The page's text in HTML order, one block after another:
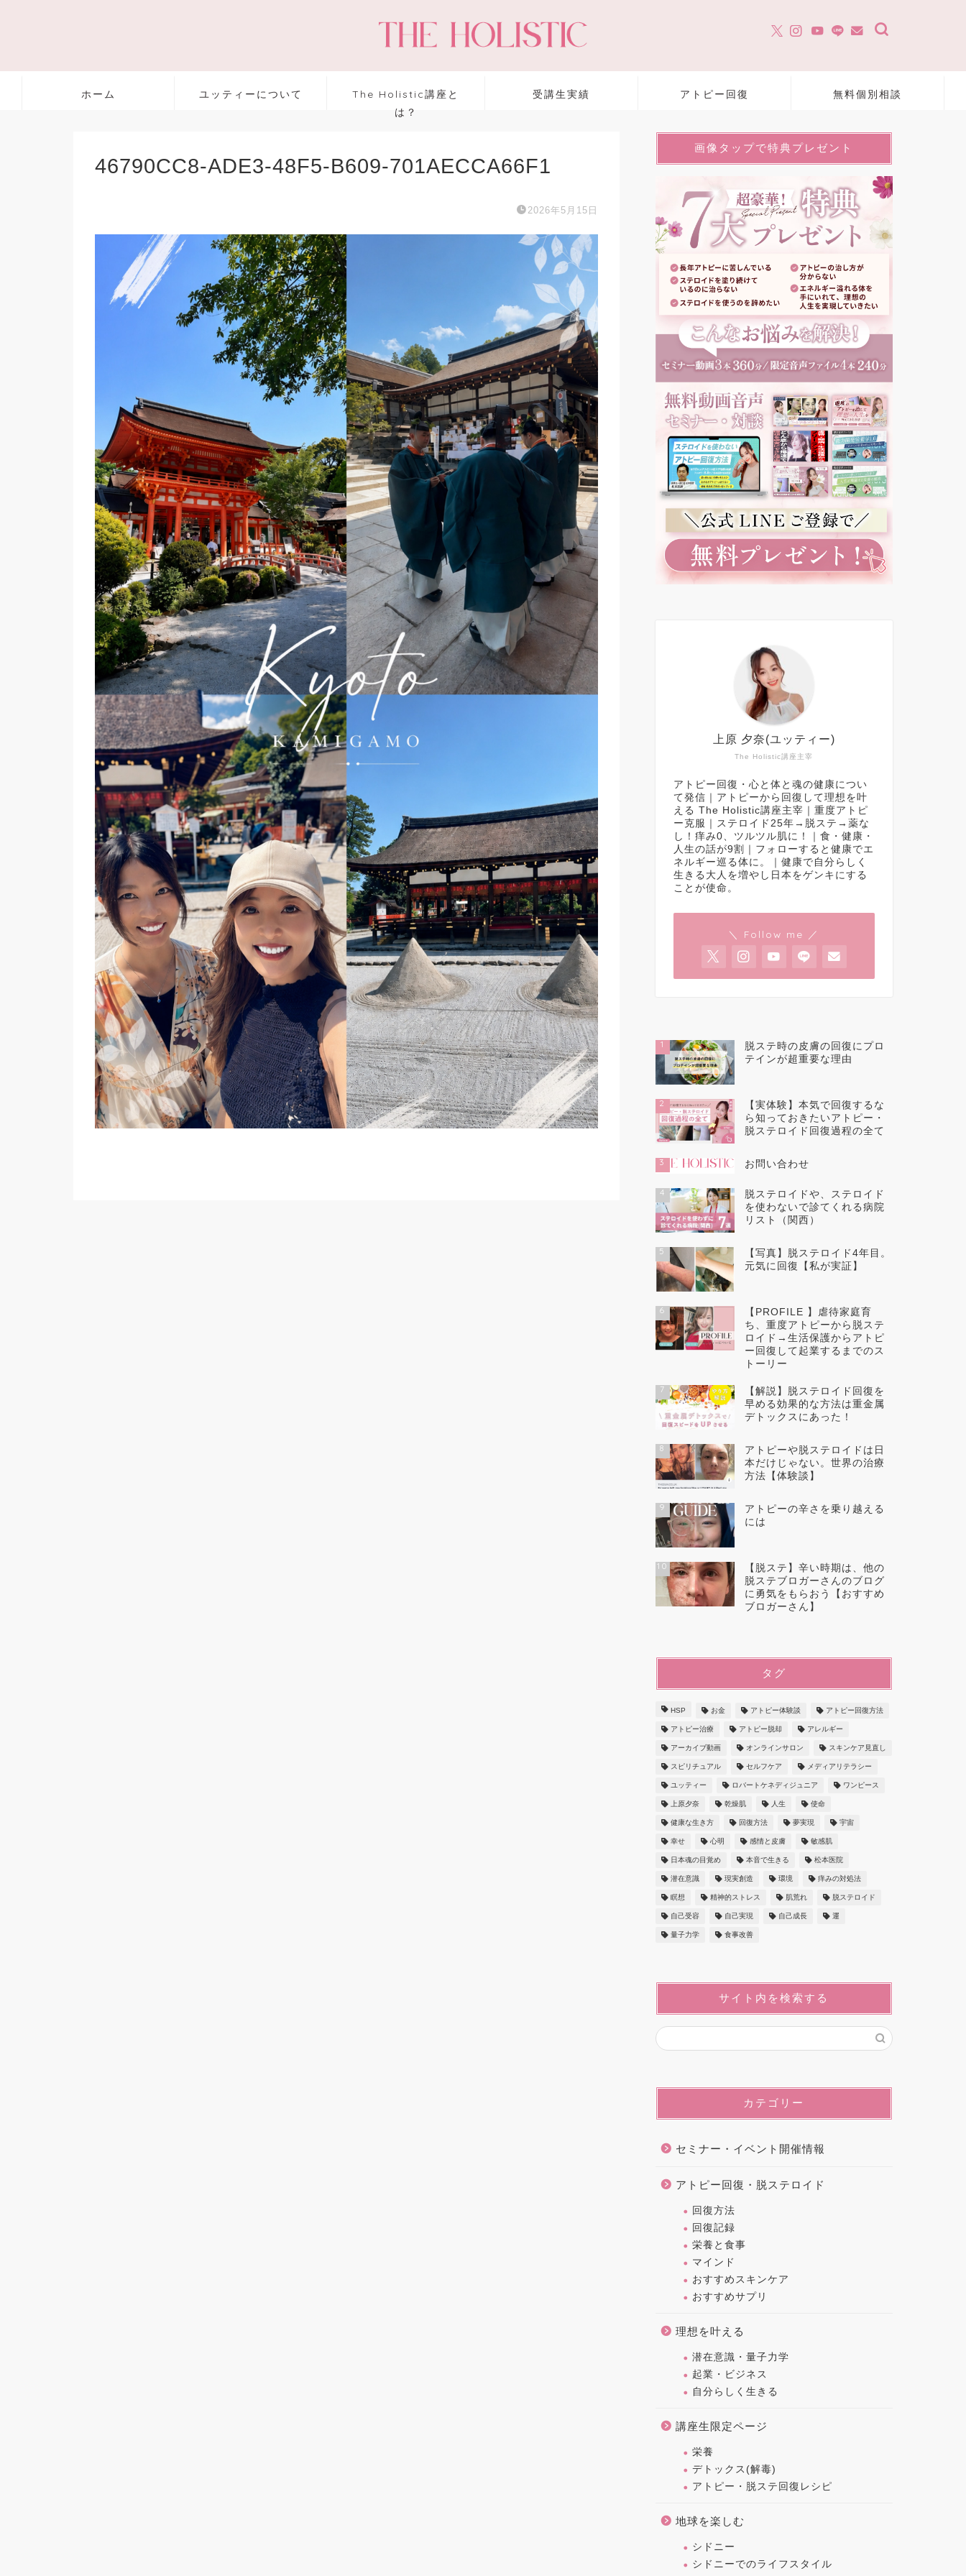
ホーム ユッティーについて
The Holistic講座と
は？
受講生実績 アトピー回復 無料個別相談
46790CC8-ADE3-48F5-B609-701AECCA66F1
2026年5月15日
画像タップで特典プレゼント
The Holistic講座主宰
上原 夕奈(ユッティー)
アトピー回復・心と体と魂の健康につい
て発信｜アトピーから回復して理想を叶
える The Holistic講座主宰｜重度アトピ
ー克服｜ステロイド25年→脱ステ→薬な
し！痒み0、ツルツル肌に！｜食・健康・
人生の話が9割｜フォローすると健康でエ
ネルギー巡る体に。｜健康で自分らしく
生きる大人を増やし日本をゲンキにする
ことが使命。
＼ Follow me ／
1
脱ステ時の皮膚の回復にプロ
テインが超重要な理由
2
【実体験】本気で回復するな
ら知っておきたいアトピー・
脱ステロイド回復過程の全て
3 お問い合わせ
4
脱ステロイドや、ステロイド
を使わないで診てくれる病院
リスト（関西）
5
【写真】脱ステロイド4年目。
元気に回復【私が実証】
6
【PROFILE 】虐待家庭育
ち、重度アトピーから脱ステ
ロイド→生活保護からアトピ
ー回復して起業するまでのス
トーリー
7
【解説】脱ステロイド回復を
早める効果的な方法は重金属
デトックスにあった！
8
アトピーや脱ステロイドは日
本だけじゃない。世界の治療
方法【体験談】
9
アトピーの辛さを乗り越える
には
10
【脱ステ】辛い時期は、他の
脱ステブロガーさんのブログ
に勇気をもらおう【おすすめ
ブロガーさん】
タグ
HSP お金 アトピー体験談 アトピー回復方法
アトピー治療 アトピー脱却 アレルギー
アーカイブ動画 オンラインサロン スキンケア見直し
スピリチュアル セルフケア メディアリテラシー
ユッティー ロバートケネディジュニア ワンピース
上原夕奈 乾燥肌 人生 使命
健康な生き方 回復方法 夢実現 宇宙
幸せ 心明 感情と皮膚 敏感肌
日本魂の目覚め 本音で生きる 松本医院
潜在意識 現実創造 環境 痒みの対処法
瞑想 精神的ストレス 肌荒れ 脱ステロイド
自己受容 自己実現 自己成長 運
量子力学 食事改善
サイト内を検索する
カテゴリー
セミナー・イベント開催情報
アトピー回復・脱ステロイド
回復方法
回復記録
栄養と食事
マインド
おすすめスキンケア
おすすめサプリ
理想を叶える
潜在意識・量子力学
起業・ビジネス
自分らしく生きる
講座生限定ページ
栄養
デトックス(解毒)
アトピー・脱ステ回復レシピ
地球を楽しむ
シドニー
シドニーでのライフスタイル